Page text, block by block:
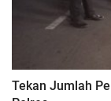
Tekan Jumlah